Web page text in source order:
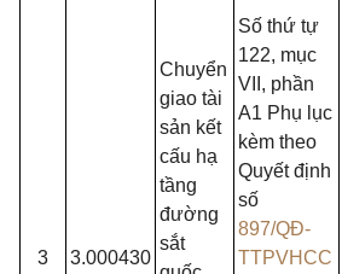
3 3.000430
Chuyển
giao tài
sản kết
cấu hạ
tầng
đường
sắt
Số thứ tự
122, mục
VII, phần
A1 Phụ lục
kèm theo
Quyết định
số
897/QĐ-
TTPVHCC